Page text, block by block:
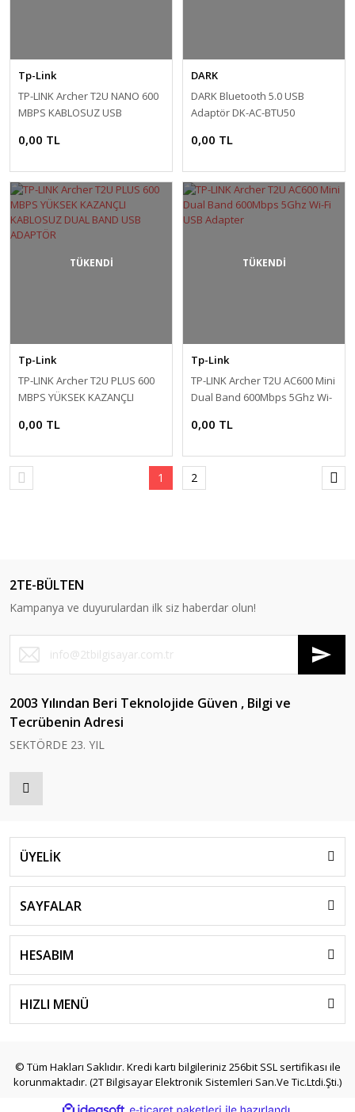
Tp-Link
TP-LINK Archer T2U NANO 600
MBPS KABLOSUZ USB
0,00 TL
DARK
DARK Bluetooth 5.0 USB
Adaptör DK-AC-BTU50
0,00 TL
TÜKENDİ
Tp-Link
TP-LINK Archer T2U PLUS 600
MBPS YÜKSEK KAZANÇLI
ADAPTÖR
0,00 TL
TÜKENDİ
Tp-Link
TP-LINK Archer T2U AC600 Mini
Dual Band 600Mbps 5Ghz Wi-
0,00 TL
1 2
2TE-BÜLTEN
Kampanya ve duyurulardan ilk siz haberdar olun!
2003 Yılından Beri Teknolojide Güven , Bilgi ve
Tecrübenin Adresi
SEKTÖRDE 23. YIL
ÜYELİK
SAYFALAR
HESABIM
HIZLI MENÜ
© Tüm Hakları Saklıdır. Kredi kartı bilgileriniz 256bit SSL sertifikası ile
korunmaktadır. (2T Bilgisayar Elektronik Sistemleri San.Ve Tic.Ltdi.Şti.)
ideasoft